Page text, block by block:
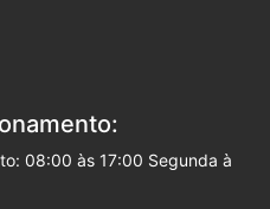
08:00 às 17:00 Segunda à